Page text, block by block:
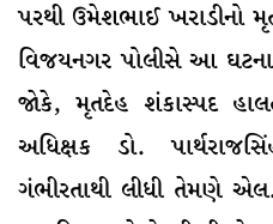
પરથી ઉમેશભાઈ
વિજયનગર પોલીસે આ
જોકે, મૃતદેહ શંકાસ્પદ
અધિક્ષક ડો.
ગંભીરતાથી લીધી તેમણે